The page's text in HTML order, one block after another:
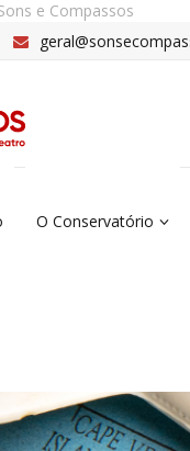
e Compassos
O Conservatório